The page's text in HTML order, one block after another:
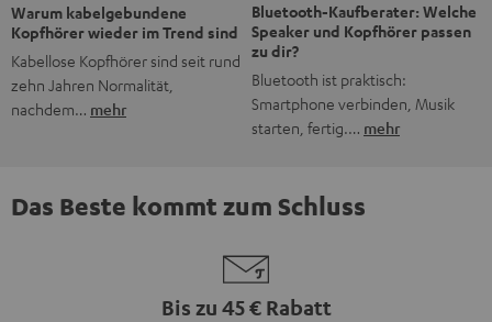
Warum kabelgebundene
Kopfhörer wieder im Trend sind
Kabellose Kopfhörer sind seit rund
zehn Jahren Normalität,
nachdem… mehr
Bluetooth-Kaufberater: Welche
Speaker und Kopfhörer passen
zu dir?
Bluetooth ist praktisch:
Smartphone verbinden, Musik
starten, fertig.… mehr
Das Beste kommt zum Schluss
Bis zu 45 € Rabatt